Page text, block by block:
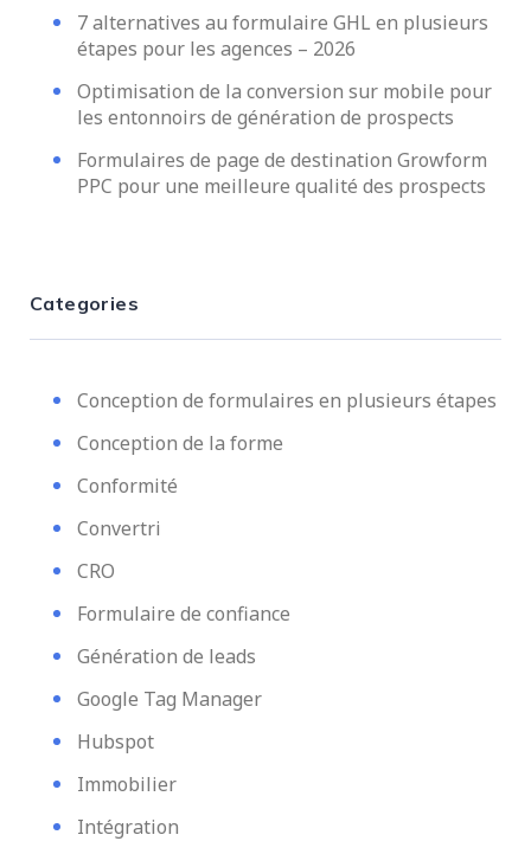
7 alternatives au formulaire GHL en plusieurs
étapes pour les agences – 2026
Optimisation de la conversion sur mobile pour
les entonnoirs de génération de prospects
Formulaires de page de destination Growform
PPC pour une meilleure qualité des prospects
Categories
Conception de formulaires en plusieurs étapes
Conception de la forme
Conformité
Convertri
CRO
Formulaire de confiance
Génération de leads
Google Tag Manager
Hubspot
Immobilier
Intégration